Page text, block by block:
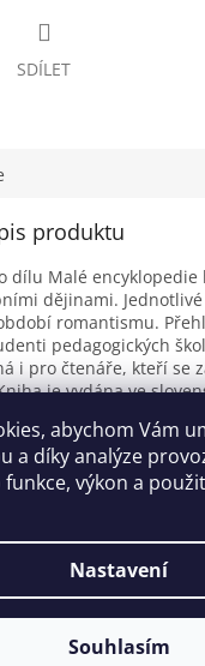
abychom Vám
a díky analýze
výkon a
Nastavení
Souhlasím
SDÍLET
produktu
dílu Malé encyklopedie
dějinami.
romantismu.
pedagogických
i pro čtenáře, kteří se
je vydána ve
Vytvořil Shoptet
houslovyklic.cz.